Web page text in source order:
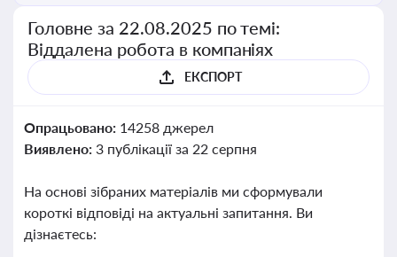
Головне за 22.08.2025 по темі:
Віддалена робота в компаніях
ЕКСПОРТ
Опрацьовано: 14258 джерел
Виявлено: 3 публікації за 22 серпня
На основі зібраних матеріалів ми сформували
короткі відповіді на актуальні запитання. Ви
дізнаєтесь: